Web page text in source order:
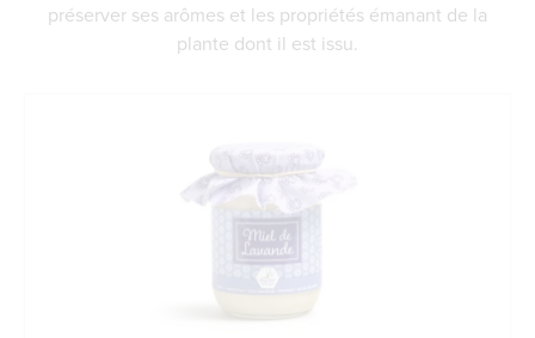
préserver ses arômes et les propriétés émanant de la
plante dont il est issu.